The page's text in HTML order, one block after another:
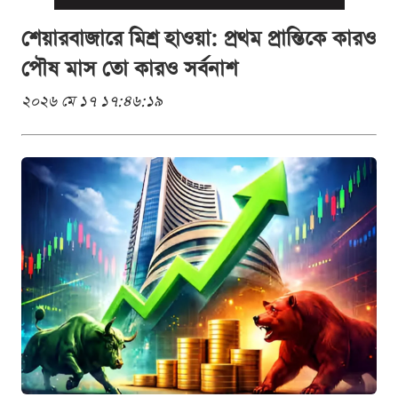
শেয়ারবাজারে মিশ্র হাওয়া: প্রথম প্রান্তিকে কারও
পৌষ মাস তো কারও সর্বনাশ
২০২৬ মে ১৭ ১৭:৪৬:১৯